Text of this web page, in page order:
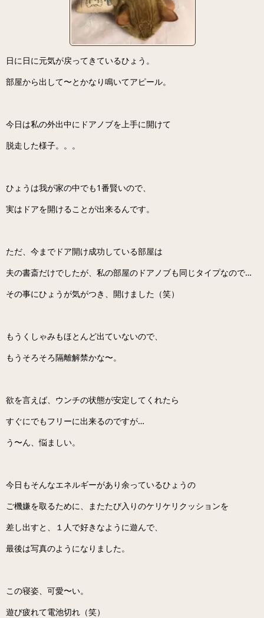
日に日に元気が戻ってきているひょう。
部屋から出して〜とかなり鳴いてアピール。
今日は私の外出中にドアノブを上手に開けて
脱走した様子。。。
ひょうは我が家の中でも1番賢いので、
実はドアを開けることが出来るんです。
ただ、今までドア開け成功している部屋は
夫の書斎だけでしたが、私の部屋のドアノブも同じタイプなので…
その事にひょうが気がつき、開けました（笑）
もうくしゃみもほとんど出ていないので、
もうそろそろ隔離解禁かな〜。
欲を言えば、ウンチの状態が安定してくれたら
すぐにでもフリーに出来るのですが…
う〜ん、悩ましい。
今日もそんなエネルギーがあり余っているひょうの
ご機嫌を取るために、またたび入りのケリケリクッションを
差し出すと、１人で好きなように遊んで、
最後は写真のようになりました。
この寝姿、可愛〜い。
遊び疲れて電池切れ（笑）